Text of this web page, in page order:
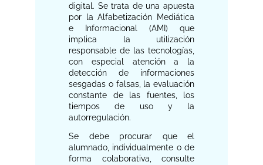
digital. Se trata de una apuesta
por la Alfabetización Mediática
e Informacional (AMI) que
implica la utilización
responsable de las tecnologías,
con especial atención a la
detección de informaciones
sesgadas o falsas, la evaluación
constante de las fuentes, los
tiempos de uso y la
autorregulación.
Se debe procurar que el
alumnado, individualmente o de
forma colaborativa, consulte